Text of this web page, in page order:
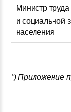
Министр труда
и социальной
населения
*) Приложение